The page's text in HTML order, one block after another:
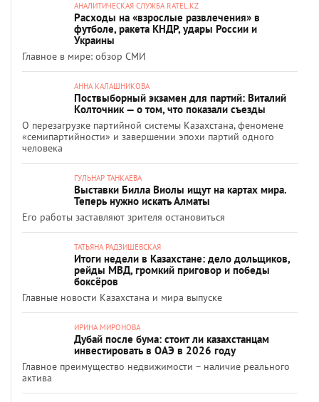
АНАЛИТИЧЕСКАЯ СЛУЖБА RATEL.KZ
Расходы на «взрослые развлечения» в
футболе, ракета КНДР, удары России и
Украины
Главное в мире: обзор СМИ
АННА КАЛАШНИКОВА
Поствыборный экзамен для партий: Виталий
Колточник — о том, что показали съезды
О перезагрузке партийной системы Казахстана, феномене
«семипартийности» и завершении эпохи партий одного
человека
ГУЛЬНАР ТАНКАЕВА
Выставки Билла Виолы ищут на картах мира.
Теперь нужно искать Алматы
Его работы заставляют зрителя остановиться
ТАТЬЯНА РАДЗИШЕВСКАЯ
Итоги недели в Казахстане: дело дольщиков,
рейды МВД, громкий приговор и победы
боксёров
Главные новости Казахстана и мира выпуске
ИРИНА МИРОНОВА
Дубай после бума: стоит ли казахстанцам
инвестировать в ОАЭ в 2026 году
Главное преимущество недвижимости – наличие реального
актива